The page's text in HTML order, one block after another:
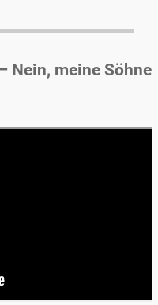
Nein, meine Söhne